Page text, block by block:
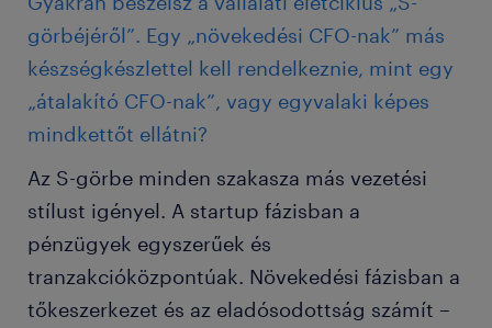
görbéjéről”. Egy „növekedési CFO-nak” más
készségkészlettel kell rendelkeznie, mint egy
„átalakító CFO-nak”, vagy egyvalaki képes
mindkettőt ellátni?
Az S-görbe minden szakasza más vezetési
stílust igényel. A startup fázisban a
pénzügyek egyszerűek és
tranzakcióközpontúak. Növekedési fázisban a
tőkeszerkezet és az eladósodottság számít –